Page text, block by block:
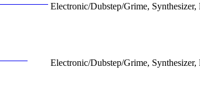
Electronic/Dubstep/Grime, Synthesizer,
Electronic/Dubstep/Grime, Synthesizer,